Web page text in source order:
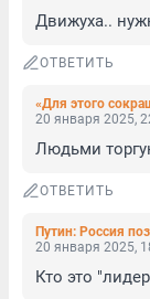
Движуха..
ОТВЕТИТЬ
20 января 2025,
Людьми
ОТВЕТИТЬ
Путин: Россия
20 января 2025,
Кто это